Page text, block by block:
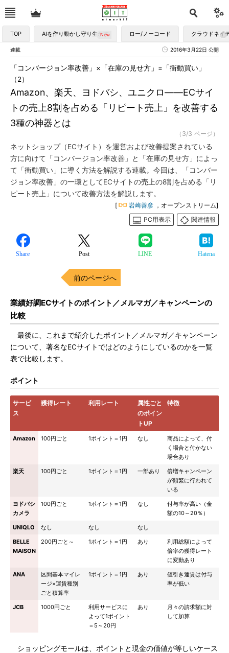
TOP AIを作り動かし守り生かす ロー/ノーコード クラウドネイ
連載 2016年3月22日 公開
Amazon、楽天、ヨドバシ、ユニクロ――ECサイ
トの売上8割を占める「リピート売上」を改善する
3種の神器とは
「コンバージョン率改善」×「在庫の見せ方」=「衝動買い」
（2）
（3/3 ページ）
ネットショップ（ECサイト）を運営および改善提案されている
方に向けて「コンバージョン率改善」と「在庫の見せ方」によっ
て「衝動買い」に導く方法を解説する連載。今回は、「コンバー
ジョン率改善」の一環としてECサイトの売上の8割を占める「リ
ピート売上」について改善方法を解説します。
[ 岩崎善彦 ，オープンストリーム]
PC用表示
関連情報
Share Post LINE Hatena
前のページへ
業績好調ECサイトのポイント／メルマガ／キャンペーンの
比較
最後に、これまで紹介したポイント／メルマガ／キャンペーン
について、著名なECサイトではどのようにしているのかを一覧
表で比較します。
ポイント
サービ
ス
獲得レート 利用レート
属性ごと
のポイン
トUP
特徴
Amazon 100円ごと 1ポイント＝1円 なし
商品によって、付
く場合と付かない
場合あり
楽天
100円ごと 1ポイント＝1円 一部あり
倍増キャンペーン
が頻繁に行われて
いる
ヨドバシ
カメラ
100円ごと 1ポイント＝1円 なし
付与率が高い（金
額の10～20％）
UNIQLO
なし なし
なし
BELLE
MAISON
200円ごと～ 1ポイント＝1円 あり
利用総額によって
倍率の獲得レート
に変動あり
ANA
区間基本マイレ
ージ×運賃種別
ごと積算率
1ポイント＝1円 あり
値引き運賃は付与
率が低い
JCB 1000円ごと
利用サービスに
よって1ポイント
＝5～20円
あり
月々の請求額に対
して加算
ショッピングモールは、ポイントと現金の価値が等しいケース